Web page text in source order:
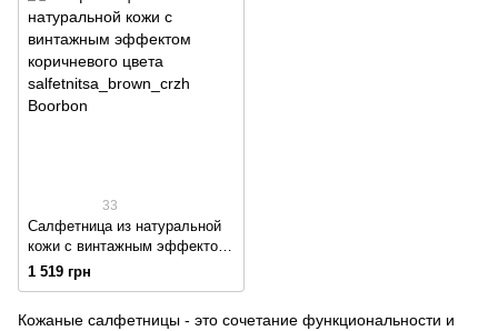
33
Салфетница из натуральной
кожи с винтажным эффектом
коричневого цвета
1 519 грн
Кожаные салфетницы - это сочетание функциональности и